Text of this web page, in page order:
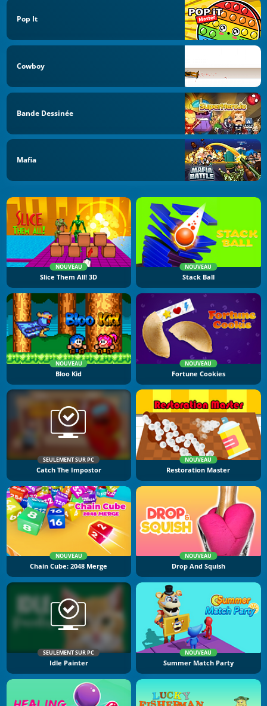
Pop It
Cowboy
Bande Dessinée
Mafia
NOUVEAU
Slice Them All! 3D
NOUVEAU
Stack Ball
NOUVEAU
Bloo Kid
NOUVEAU
Fortune Cookies
SEULEMENT SUR PC
Catch The Impostor
NOUVEAU
Restoration Master
NOUVEAU
Chain Cube: 2048 Merge
NOUVEAU
Drop And Squish
SEULEMENT SUR PC
Idle Painter
NOUVEAU
Summer Match Party